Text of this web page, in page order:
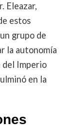
Eleazar,
estos
grupo de
la autonomía
del Imperio
en la